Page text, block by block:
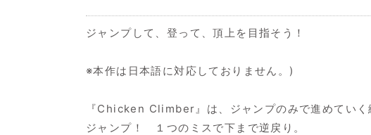
ジャンプして、登って、頂上を目指そう！
※本作は日本語に対応しておりません。)
『Chicken Climber』は、ジャンプのみで進めてい
ジャンプ！ １つのミスで下まで逆戻り。